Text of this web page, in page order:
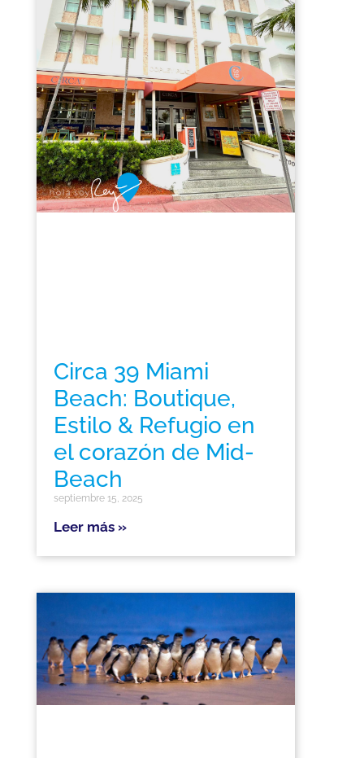
Circa 39 Miami
Beach: Boutique,
Estilo & Refugio en
el corazón de Mid-
Beach
septiembre 15, 2025
Leer más »